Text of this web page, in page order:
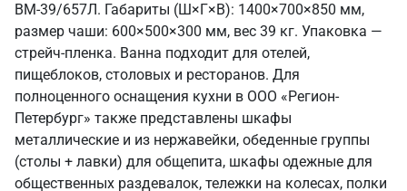
ВМ-39/657Л. Габариты (Ш×Г×В): 1400×700×850 мм,
размер чаши: 600×500×300 мм, вес 39 кг. Упаковка —
стрейч-пленка. Ванна подходит для отелей,
пищеблоков, столовых и ресторанов. Для
полноценного оснащения кухни в ООО «Регион-
Петербург» также представлены шкафы
металлические и из нержавейки, обеденные группы
(столы + лавки) для общепита, шкафы одежные для
общественных раздевалок, тележки на колесах, полки